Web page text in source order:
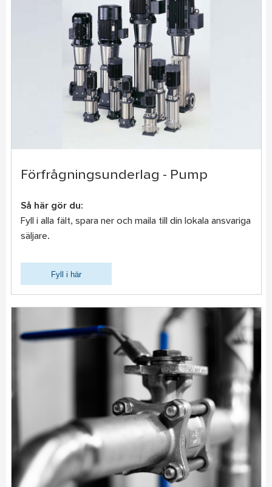
Förfrågningsunderlag - Pump
Så här gör du:
Fyll i alla fält, spara ner och maila till din lokala ansvariga
säljare.
Fyll i här